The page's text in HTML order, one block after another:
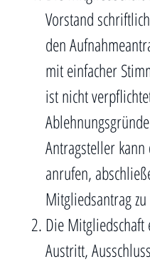
Vorstand
den
mit einfacher
ist nicht
Antragsteller
anrufen,
Mitgliedsantrag
Die
Austritt,